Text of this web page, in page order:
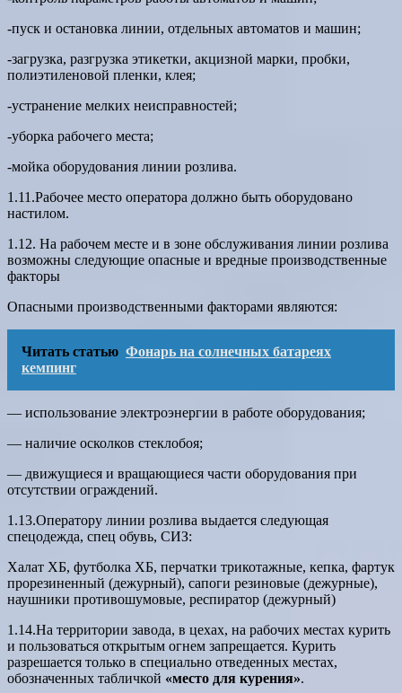
-пуск и остановка линии, отдельных автоматов и машин;
-загрузка, разгрузка этикетки, акцизной марки, пробки,
полиэтиленовой пленки, клея;
-устранение мелких неисправностей;
-уборка рабочего места;
-мойка оборудования линии розлива.
1.11.Рабочее место оператора должно быть оборудовано
настилом.
1.12. На рабочем месте и в зоне обслуживания линии розлива
возможны следующие опасные и вредные производственные
факторы
Опасными производственными факторами являются:
Читать статью Фонарь на солнечных батареях
кемпинг
— использование электроэнергии в работе оборудования;
— наличие осколков стеклобоя;
— движущиеся и вращающиеся части оборудования при
отсутствии ограждений.
1.13.Оператору линии розлива выдается следующая
спецодежда, спец обувь, СИЗ:
Халат ХБ, футболка ХБ, перчатки трикотажные, кепка, фартук
прорезиненный (дежурный), сапоги резиновые (дежурные),
наушники противошумовые, респиратор (дежурный)
1.14.На территории завода, в цехах, на рабочих местах курить
и пользоваться открытым огнем запрещается. Курить
разрешается только в специально отведенных местах,
обозначенных табличкой «место для курения».